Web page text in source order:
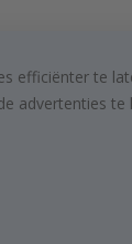
efficiënter te
advertenties